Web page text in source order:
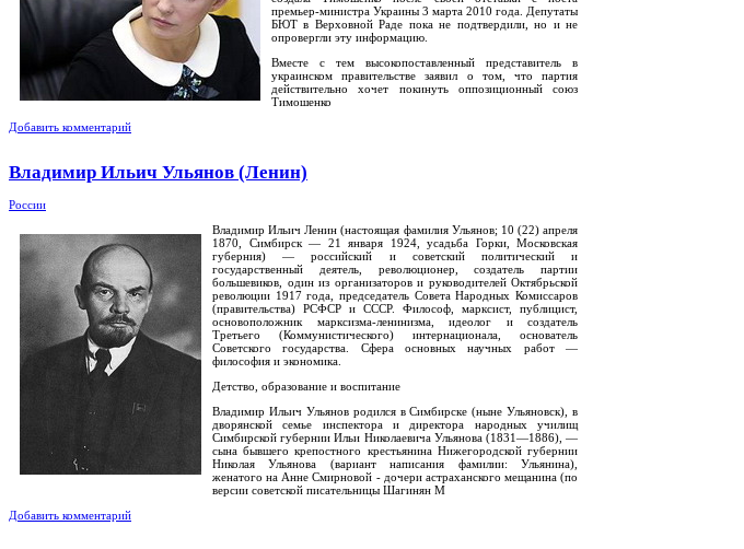
премьер-министра Украины 3 марта 2010 года. Депутаты
БЮТ в Верховной Раде пока не подтвердили, но и не
опровергли эту информацию.
Вместе с тем высокопоставленный представитель в
украинском правительстве заявил о том, что партия
действительно хочет покинуть оппозиционный союз
Тимошенко
Добавить комментарий
Владимир Ильич Ульянов (Ленин)
России
Владимир Ильич Ленин (настоящая фамилия Ульянов; 10 (22) апреля
1870, Симбирск — 21 января 1924, усадьба Горки, Московская
губерния) — российский и советский политический и
государственный деятель, революционер, создатель партии
большевиков, один из организаторов и руководителей Октябрьской
революции 1917 года, председатель Совета Народных Комиссаров
(правительства) РСФСР и СССР. Философ, марксист, публицист,
основоположник марксизма-ленинизма, идеолог и создатель
Третьего (Коммунистического) интернационала, основатель
Советского государства. Сфера основных научных работ —
философия и экономика.
Детство, образование и воспитание
Владимир Ильич Ульянов родился в Симбирске (ныне Ульяновск), в
дворянской семье инспектора и директора народных училищ
Симбирской губернии Ильи Николаевича Ульянова (1831—1886), —
сына бывшего крепостного крестьянина Нижегородской губернии
Николая Ульянова (вариант написания фамилии: Ульянина),
женатого на Анне Смирновой - дочери астраханского мещанина (по
версии советской писательницы Шагинян М
Добавить комментарий